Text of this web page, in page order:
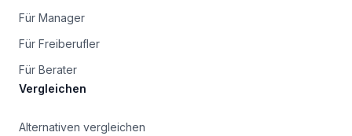
Für Manager
Für Freiberufler
Für Berater
Vergleichen
Alternativen vergleichen